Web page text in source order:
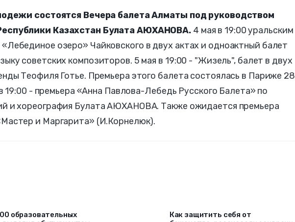
состоятся Вечера балета Алматы под руководством
Казахстан Булата АЮХАНОВА. 4 мая в 19:00 уральским
озеро» Чайковского в двух актах и одноактный балет
советских композиторов. 5 мая в 19:00 - "Жизель", балет в двух
Теофиля Готье. Премьера этого балета состоялась в Париже 28
19:00 - премьера «Анна Павлова-Лебедь Русского Балета» по
и хореография Булата АЮХАНОВА. Также ожидается премьера
и Маргарита» (И.Корнелюк).
образовательных
Как защитить себя от